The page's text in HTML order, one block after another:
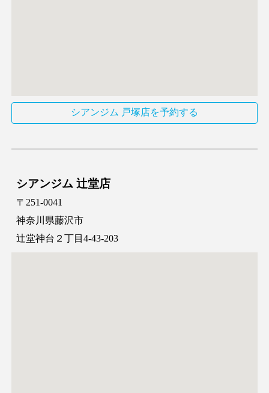
シアンジム 戸塚店を予約する
シアンジム辻堂店
〒251-0041
神奈川県藤沢市
辻堂神台 ２丁目4-43-203